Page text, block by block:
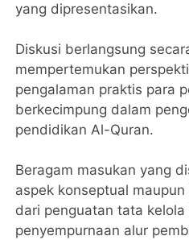
yang dipresentasikan.
‎Diskusi berlangsung
mempertemukan
pengalaman praktis para
berkecimpung dalam
pendidikan Al-Quran.
‎Beragam masukan yang
aspek konseptual
dari penguatan tata kelola
penyempurnaan alur